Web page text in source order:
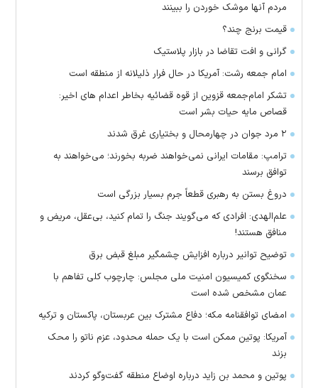
مردم آنها موشک خوردن را ببینند
قیمت برنج چند؟
گرانی و افت تقاضا در بازار پلاستیک
امام جمعه رشت: آمریکا در حال فرار ذلیلانه از منطقه است
تشکر امام‌جمعه قزوین از قوه قضائیه بخاطر اعدام های اخیر:
قصاص مایه حیات بشر است
۲ مرد جوان در چهارمحال و بختیاری غرق شدند
ترامپ: مقامات ایرانی نمی‌خواهند ضربه بخورند؛ می‌خواهند به
توافق برسند
دروغ بستن به رهبری قطعاً جرم بسیار بزرگی است
علم‌الهدی: افرادی که می‌گویند جنگ را تمام کنید، بی‌عقل، مریض و
منافق هستند!
توضیح توانیر درباره افزایش چشمگیر مبلغ قبض برق
سخنگوی کمیسیون امنیت ملی مجلس: چارچوب کلی تفاهم با
عمان مشخص شده است
امضای توافقنامه مکه؛ دفاع مشترک بین عربستان، پاکستان و ترکیه
آمریکا: پوتین ممکن است با یک حمله محدود، عزم ناتو را محک
بزند
پوتین و محمد بن زاید درباره اوضاع منطقه گفت‌وگو کردند